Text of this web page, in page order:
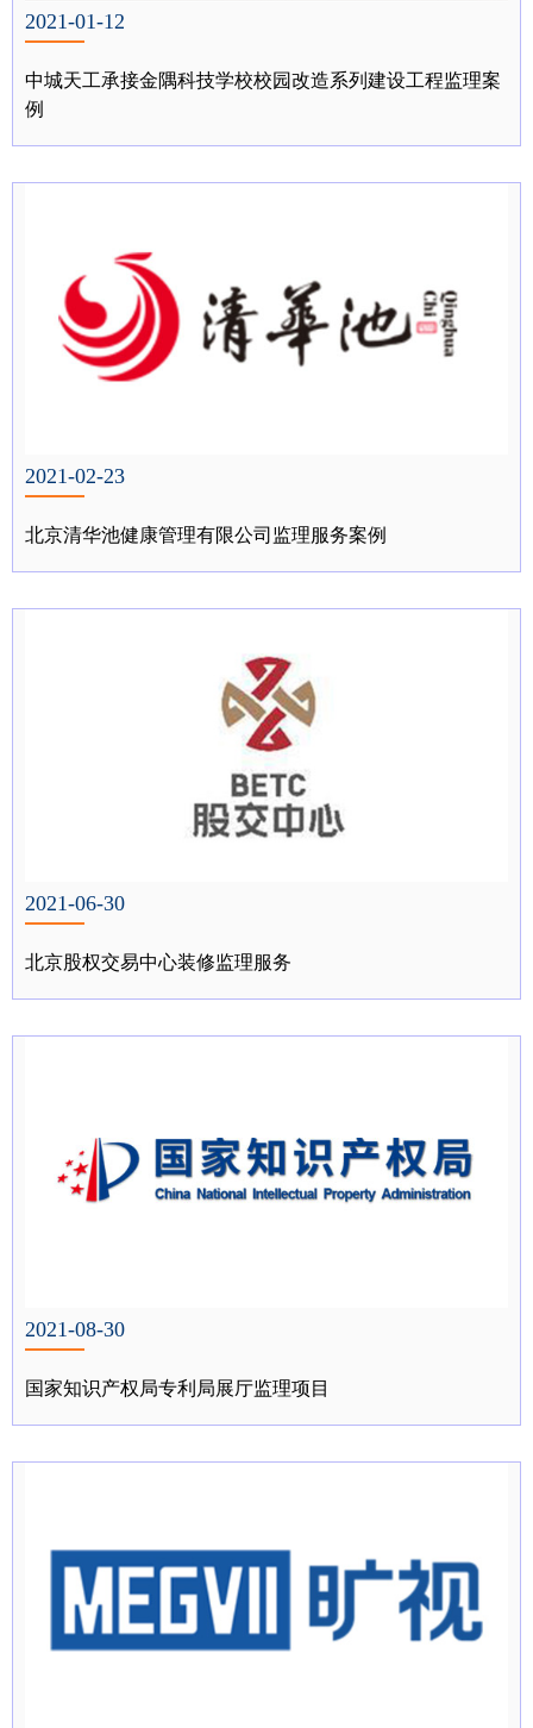
2021-01-12
中城天工承接金隅科技学校校园改造系列建设工程监理案
例
2021-02-23
北京清华池健康管理有限公司监理服务案例
2021-06-30
北京股权交易中心装修监理服务
2021-08-30
国家知识产权局专利局展厅监理项目